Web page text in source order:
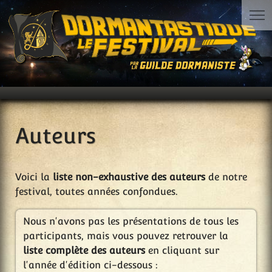
Auteurs
Voici la liste non-exhaustive des auteursde notre
festival, toutes années confondues.
Nous n'avons pas les présentations de tous les
participants, mais vous pouvez retrouver la
liste complète des auteursen cliquant sur
l'année d'édition ci-dessous :